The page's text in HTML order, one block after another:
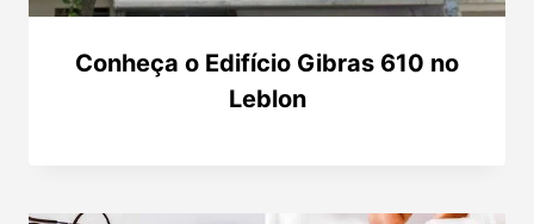
Conheça o Edifício Gibras 610 no
Leblon